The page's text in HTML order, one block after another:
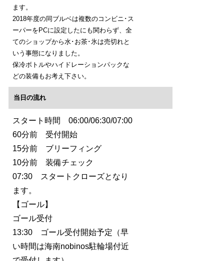
ます。
2018年度の同ブルベは複数のコンビニ･ス
ーパーをPCに設定したにも関わらず、全
てのショップから水･お茶･氷は売切れと
いう事態になりました。
保冷ボトルやハイドレーションパックな
どの装備もお考え下さい。
当日の流れ
スタート時間 06:00/06:30/07:00
60分前 受付開始
15分前 ブリーフィング
10分前 装備チェック
07:30 スタートクローズとなり
ます。
【ゴール】
ゴール受付
13:30 ゴール受付開始予定（早
い時間は海南nobinos駐輪場付近